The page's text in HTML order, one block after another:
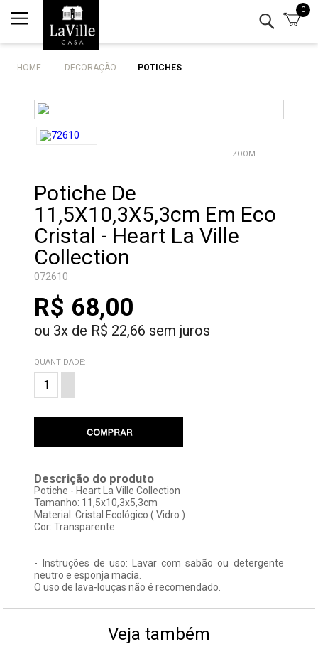
0
Minha conta
Lista de Presentes
Cozinha
Decor
Kits
Marcas
HOME DECORAÇÃO POTICHES
ZOOM
Potiche De
11,5X10,3X5,3cm Em Eco
Cristal - Heart La Ville
Collection
072610
R$ 68,00
ou 3x de R$ 22,66 sem juros
QUANTIDADE:
Descrição do produto
Potiche - Heart La Ville Collection
Tamanho: 11,5x10,3x5,3cm
Material: Cristal Ecológico ( Vidro )
Cor: Transparente
- Instruções de uso: Lavar com sabão ou detergente
neutro e esponja macia.
O uso de lava-louças não é recomendado.
Veja também